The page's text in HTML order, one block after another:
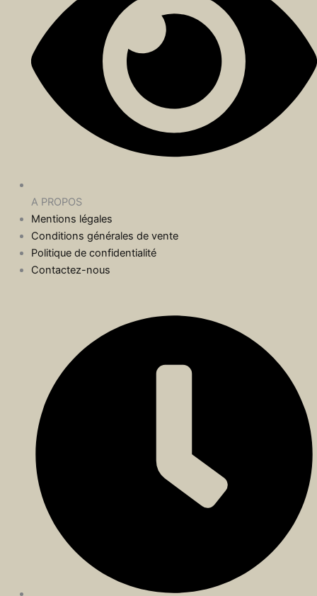
A PROPOS
Mentions légales
Conditions générales de vente
Politique de confidentialité
Contactez-nous